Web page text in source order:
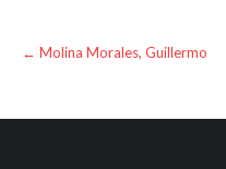
Post
navigation
← Molina Morales, Guillermo